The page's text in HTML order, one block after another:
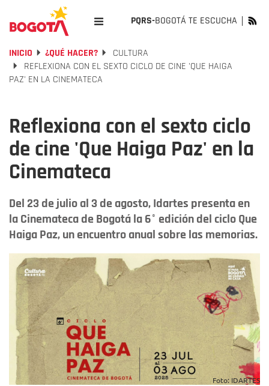
PQRS-BOGOTÁ TE ESCUCHA
INICIO ¿QUÉ HACER?
CULTURA
REFLEXIONA CON EL SEXTO CICLO DE CINE 'QUE HAIGA
PAZ' EN LA CINEMATECA
Reflexiona con el sexto ciclo
de cine 'Que Haiga Paz' en la
Cinemateca
Del 23 de julio al 3 de agosto, Idartes presenta en
la Cinemateca de Bogotá la 6° edición del ciclo Que
Haiga Paz, un encuentro anual sobre las memorias.
Foto: IDARTES